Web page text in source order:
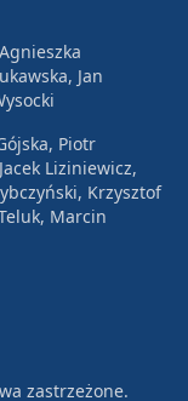
Jan
Piotr
Liziniewicz,
Krzysztof
Marcin
zastrzeżone.